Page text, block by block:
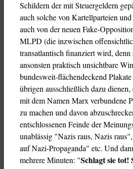
Schildern der mit Steuergeldern
auch solche von Kartellparteien
auch von der neuen Fake-
MLPD (die inzwischen
transatlantisch finanziert wird, denn
ansonsten praktisch unsichtbare
bundesweit-flächendeckend
übrigen ausschließlich dazu
mit dem Namen Marx verbundene
zu machen und davon
entschlossenen Feinde der
unablässig "Nazis raus, Nazis
auf Nazi-Propaganda" etc. Und
mehrere Minuten: "Schlagt sie tot!